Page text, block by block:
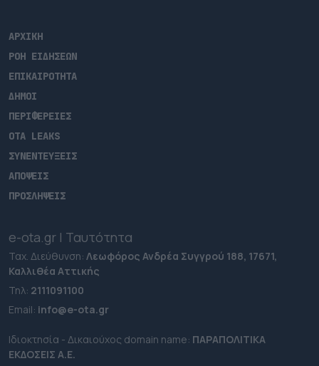
ΑΡΧΙΚΗ
ΡΟΗ ΕΙΔΗΣΕΩΝ
ΕΠΙΚΑΙΡΟΤΗΤΑ
ΔΗΜΟΙ
ΠΕΡΙΦΕΡΕΙΕΣ
OTA LEAKS
ΣΥΝΕΝΤΕΥΞΕΙΣ
ΑΠΟΨΕΙΣ
ΠΡΟΣΛΗΨΕΙΣ
e-ota.gr | Ταυτότητα
Ταχ. Διεύθυνση: Λεωφόρος Ανδρέα Συγγρού 188, 17671,
Καλλιθέα Αττικής
Τηλ: 2111091100
Εmail: info@e-ota.gr
Ιδιοκτησία - Δικαιούχος domain name: ΠΑΡΑΠΟΛΙΤΙΚΑ
ΕΚΔΟΣΕΙΣ A.E.